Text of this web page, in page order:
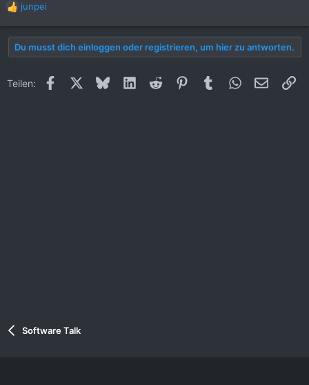
R
e
a
o
junpei
Du musst dich einloggen oder registrieren, um hier zu antworten.
Teilen: FacebookX (Twitter)
BlueskyLinkedInReddit PinterestTumblrWhatsApp
E-Mail
Software Talk